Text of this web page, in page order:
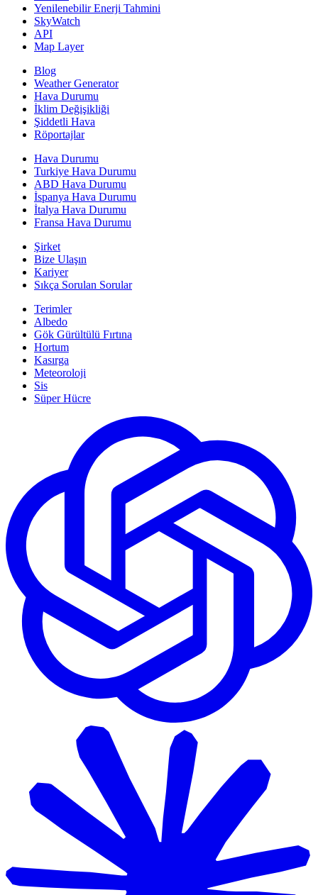
Yenilenebilir Enerji Tahmini
SkyWatch
API
Map Layer
Blog
Weather Generator
Hava Durumu
İklim Değişikliği
Şiddetli Hava
Röportajlar
Hava Durumu
Turkiye Hava Durumu
ABD Hava Durumu
İspanya Hava Durumu
İtalya Hava Durumu
Fransa Hava Durumu
Şirket
Bize Ulaşın
Kariyer
Sıkça Sorulan Sorular
Terimler
Albedo
Gök Gürültülü Fırtına
Hortum
Kasırga
Meteoroloji
Sis
Süper Hücre